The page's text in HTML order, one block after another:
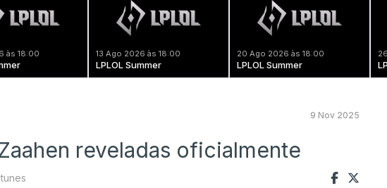
às 18:00 13 Ago 2026 às 18:00
LPLOL Summer
20 Ago 2026 às 18:00
LPLOL Summer
9 Nov 2025
reveladas oficialmente